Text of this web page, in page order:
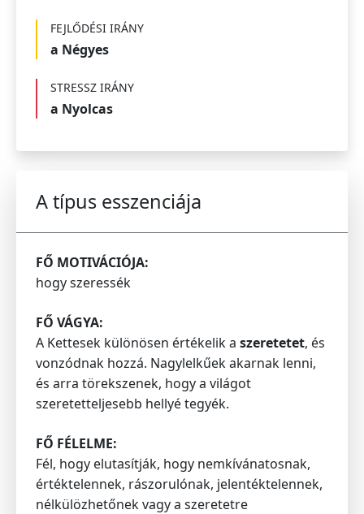
FEJLŐDÉSI IRÁNY
a Négyes
STRESSZ IRÁNY
a Nyolcas
A típus esszenciája
FŐ MOTIVÁCIÓJA:
hogy szeressék
FŐ VÁGYA:
A Kettesek különösen értékelik a szeretetet, és
vonzódnak hozzá. Nagylelkűek akarnak lenni,
és arra törekszenek, hogy a világot
szeretetteljesebb hellyé tegyék.
FŐ FÉLELME:
Fél, hogy elutasítják, hogy nemkívánatosnak,
értéktelennek, rászorulónak, jelentéktelennek,
nélkülözhetőnek vagy a szeretetre